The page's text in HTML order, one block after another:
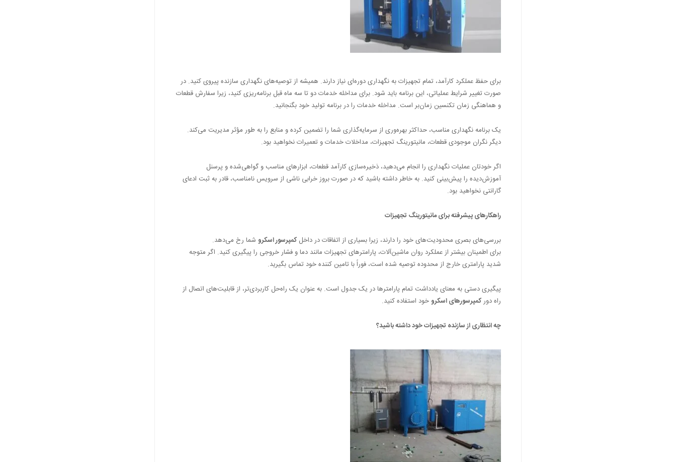
برای حفظ عملکرد کارآمد، تمام تجهیزات به نگهداری دوره‌ای نیاز دارند. همیشه از توصیه‌های نگهداری سازنده پیروی کنید. در
صورت تغییر شرایط عملیاتی، این برنامه باید شود. برای مداخله خدمات دو تا سه ماه قبل برنامه‌ریزی کنید، زیرا سفارش قطعات
و هماهنگی زمان تکنسین زمان‌بر است. مداخله خدمات را در برنامه تولید خود بگنجانید.
یک برنامه نگهداری مناسب، حداکثر بهره‌وری از سرمایه‌گذاری شما را تضمین کرده و منابع را به طور مؤثر مدیریت می‌کند.
دیگر نگران موجودی قطعات، مانیتورینگ تجهیزات، مداخلات خدمات و تعمیرات نخواهید بود.
اگر خودتان عملیات نگهداری را انجام می‌دهید، ذخیره‌سازی کارآمد قطعات، ابزارهای مناسب و گواهی‌شده و پرسنل
آموزش‌دیده را پیش‌بینی کنید. به خاطر داشته باشید که در صورت بروز خرابی ناشی از سرویس نامناسب، قادر به ثبت ادعای
گارانتی نخواهید بود.
راهکارهای پیشرفته برای مانیتورینگ تجهیزات
بررسی‌های بصری محدودیت‌های خود را دارند، زیرا بسیاری از اتفاقات در داخل کمپرسور اسکرو شما رخ می‌دهد.
برای اطمینان بیشتر از عملکرد روان ماشین‌آلات، پارامترهای تجهیزات مانند دما و فشار خروجی را پیگیری کنید. اگر متوجه
شدید پارامتری خارج از محدوده توصیه شده است، فوراً با تامین کننده خود تماس بگیرید.
پیگیری دستی به معنای یادداشت تمام پارامترها در یک جدول است. به عنوان یک راه‌حل کاربردی‌تر، از قابلیت‌های اتصال از
راه دورکمپرسورهای اسکروخود استفاده کنید.
چه انتظاری از سازنده تجهیزات خود داشته باشید؟